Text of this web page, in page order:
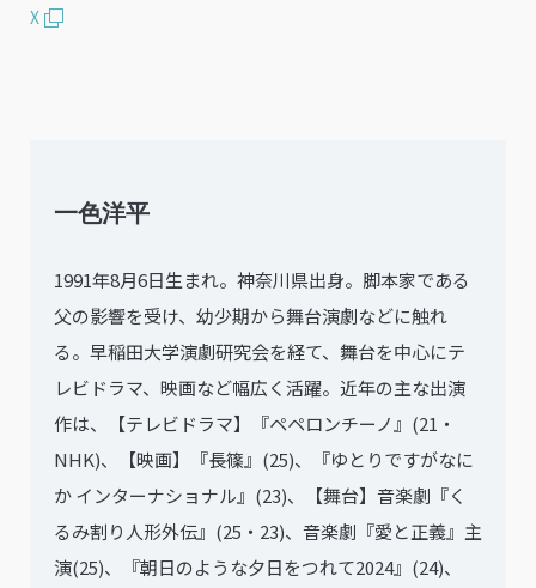
X
一色洋平
1991年8月6日生まれ。神奈川県出身。脚本家である
父の影響を受け、幼少期から舞台演劇などに触れ
る。早稲田大学演劇研究会を経て、舞台を中心にテ
レビドラマ、映画など幅広く活躍。近年の主な出演
作は、【テレビドラマ】『ペペロンチーノ』(21・
NHK)、【映画】『長篠』(25)、『ゆとりですがなに
か インターナショナル』(23)、【舞台】音楽劇『く
るみ割り人形外伝』(25・23)、音楽劇『愛と正義』主
演(25)、『朝日のような夕日をつれて2024』(24)、